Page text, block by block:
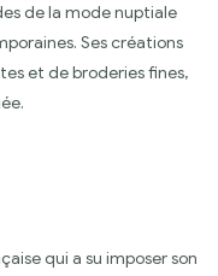
de la mode nuptiale
Ses créations
et de broderies fines,
qui a su imposer son